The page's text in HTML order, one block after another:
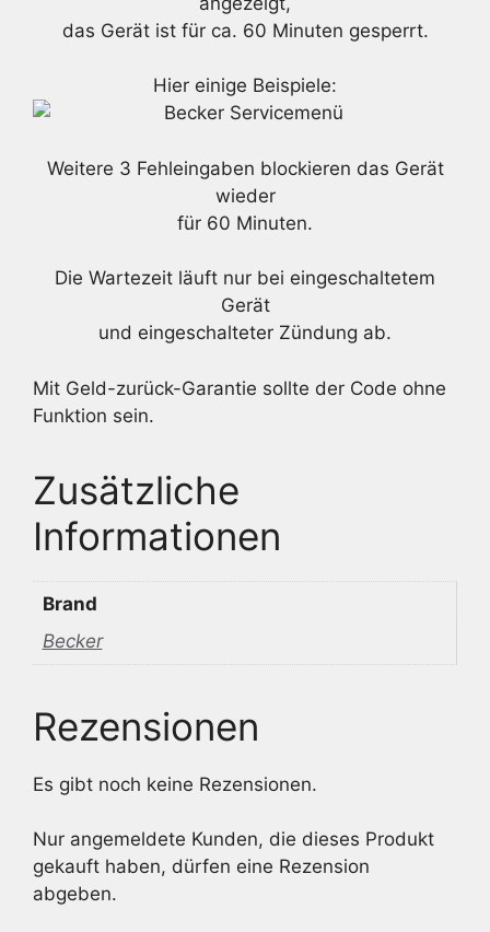
das Gerät ist für ca. 60 Minuten gesperrt.
Hier einige Beispiele:
Weitere 3 Fehleingaben blockieren das Gerät
wieder
für 60 Minuten.
Die Wartezeit läuft nur bei eingeschaltetem
Gerät
und eingeschalteter Zündung ab.
Mit Geld-zurück-Garantie sollte der Code ohne
Funktion sein.
Zusätzliche
Informationen
Brand
Becker
Rezensionen
Es gibt noch keine Rezensionen.
Nur angemeldete Kunden, die dieses Produkt
gekauft haben, dürfen eine Rezension
abgeben.